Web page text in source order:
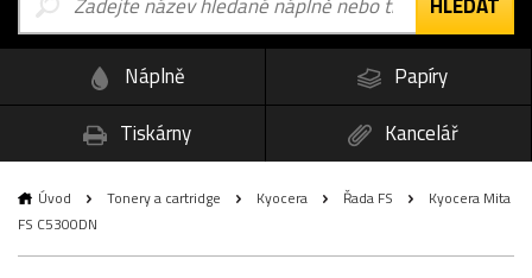
Náplně
Papíry
Tiskárny
Kancelář
Úvod Tonery a cartridge Kyocera Řada FS
Kyocera Mita
FS C5300DN